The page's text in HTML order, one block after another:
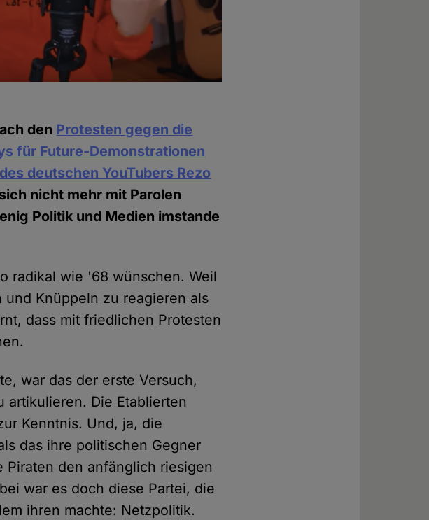
den Protesten gegen die
für Future-Demonstrationen
deutschen YouTubers Rezo
nicht mehr mit Parolen
Politik und Medien imstande
radikal wie '68 wünschen. Weil
Knüppeln zu reagieren als
dass mit friedlichen Protesten
war das der erste Versuch,
artikulieren. Die Etablierten
Kenntnis. Und, ja, die
das ihre politischen Gegner
den anfänglich riesigen
war es doch diese Partei, die
ihren machte: Netzpolitik.